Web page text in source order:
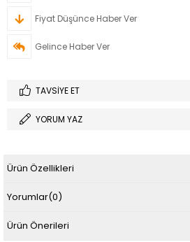
Fiyat Düşünce Haber Ver
Gelince Haber Ver
TAVSIYE ET
YORUM YAZ
Ürün Özellikleri
Yorumlar(0)
Ürün Önerileri